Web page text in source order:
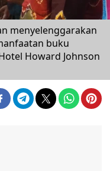
menyelenggarakan
buku
Howard Johnson